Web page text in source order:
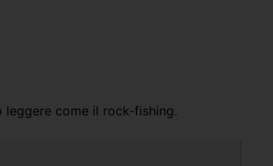
come il rock-fishing.